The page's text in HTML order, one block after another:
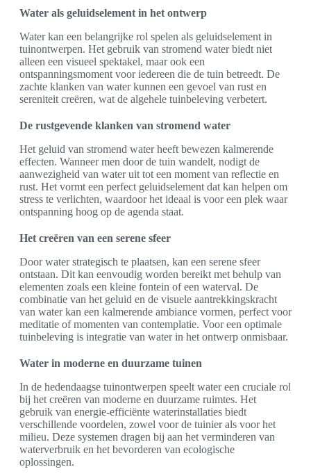
Water als geluidselement in het ontwerp
Water kan een belangrijke rol spelen als geluidselement in
tuinontwerpen. Het gebruik van stromend water biedt niet
alleen een visueel spektakel, maar ook een
ontspanningsmoment voor iedereen die de tuin betreedt. De
zachte klanken van water kunnen een gevoel van rust en
sereniteit creëren, wat de algehele tuinbeleving verbetert.
De rustgevende klanken van stromend water
Het geluid van stromend water heeft bewezen kalmerende
effecten. Wanneer men door de tuin wandelt, nodigt de
aanwezigheid van water uit tot een moment van reflectie en
rust. Het vormt een perfect geluidselement dat kan helpen om
stress te verlichten, waardoor het ideaal is voor een plek waar
ontspanning hoog op de agenda staat.
Het creëren van een serene sfeer
Door water strategisch te plaatsen, kan een serene sfeer
ontstaan. Dit kan eenvoudig worden bereikt met behulp van
elementen zoals een kleine fontein of een waterval. De
combinatie van het geluid en de visuele aantrekkingskracht
van water kan een kalmerende ambiance vormen, perfect voor
meditatie of momenten van contemplatie. Voor een optimale
tuinbeleving is integratie van water in het ontwerp onmisbaar.
Water in moderne en duurzame tuinen
In de hedendaagse tuinontwerpen speelt water een cruciale rol
bij het creëren van moderne en duurzame ruimtes. Het
gebruik van energie-efficiënte waterinstallaties biedt
verschillende voordelen, zowel voor de tuinier als voor het
milieu. Deze systemen dragen bij aan het verminderen van
waterverbruik en het bevorderen van ecologische
oplossingen.